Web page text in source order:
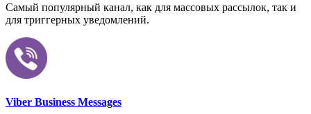
Самый популярный канал, как для массовых рассылок, так и
для триггерных уведомлений.
Viber Business Messages